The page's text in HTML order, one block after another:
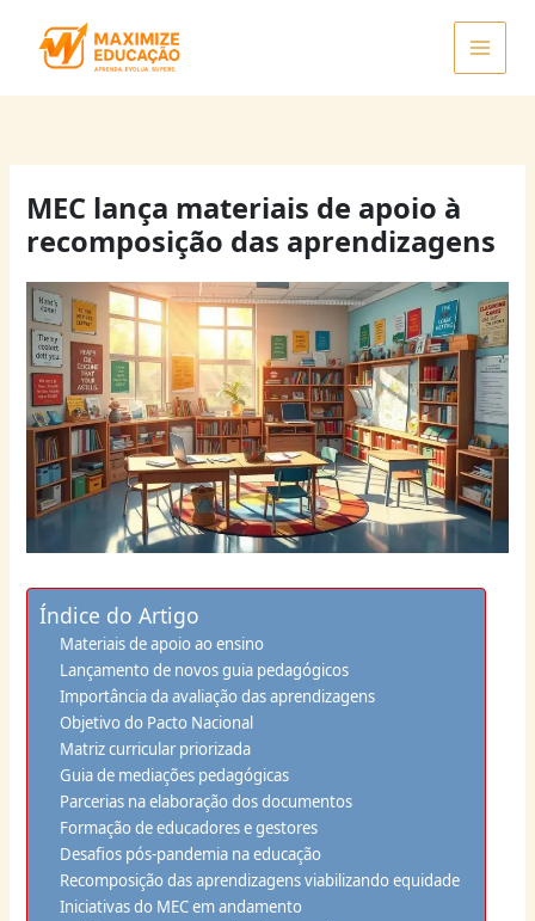
MEC lança materiais de apoio à
recomposição das aprendizagens
Índice do Artigo
Materiais de apoio ao ensino
Lançamento de novos guia pedagógicos
Importância da avaliação das aprendizagens
Objetivo do Pacto Nacional
Matriz curricular priorizada
Guia de mediações pedagógicas
Parcerias na elaboração dos documentos
Formação de educadores e gestores
Desafios pós-pandemia na educação
Recomposição das aprendizagens viabilizando equidade
Iniciativas do MEC em andamento